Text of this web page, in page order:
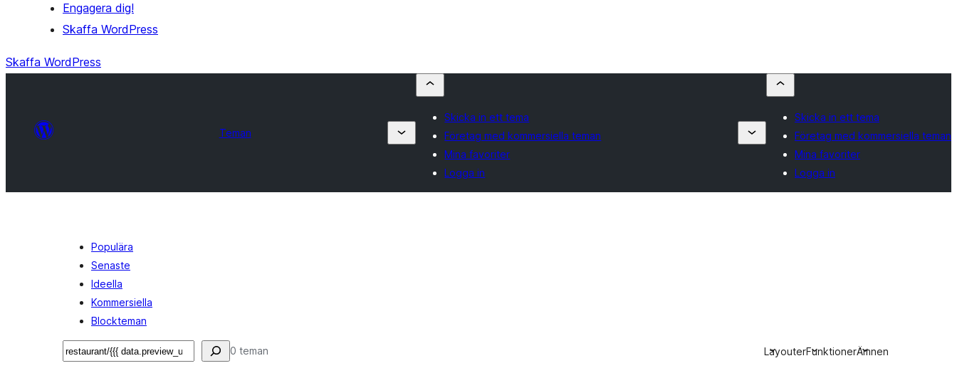
Engagera dig!
Skaffa WordPress
Skaffa WordPress
Teman
Skicka in ett tema
Företag med kommersiella teman
Mina favoriter
Logga in
Skicka in ett tema
Företag med kommersiella teman
Mina favoriter
Logga in
Populära
Senaste
Ideella
Kommersiella
Blockteman
Sök 0 teman LayouterFunktionerÄmnen